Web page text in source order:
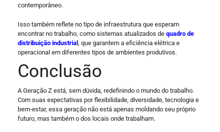
contemporâneo.
Isso também reflete no tipo de infraestrutura que esperam
encontrar no trabalho, como sistemas atualizados de quadro de
distribuição industrial , que garantem a eficiência elétrica e
operacional em diferentes tipos de ambientes produtivos.
Conclusão
A Geração Z está, sem dúvida, redefinindo o mundo do trabalho.
Com suas expectativas por flexibilidade, diversidade, tecnologia e
bem-estar, essa geração não está apenas moldando seu próprio
futuro, mas também o dos locais onde trabalham.